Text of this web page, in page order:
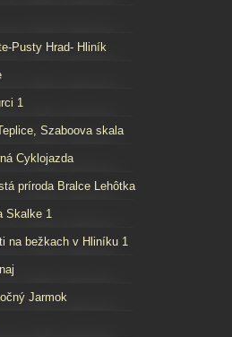
Pusty Hrad- Hliník
1
Szaboova skala
Cyklojazda
príroda Bralce Lehôtka
Skalke 1
na bežkach v Hliníku 1
Jarmok